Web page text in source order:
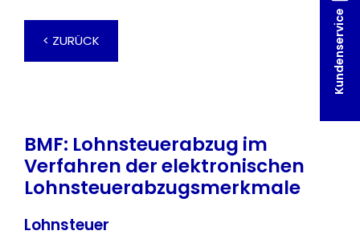
Kundenservice
< ZURÜCK
BMF: Lohnsteuerabzug im
Verfahren der elektronischen
Lohnsteuerabzugsmerkmale
Lohnsteuer